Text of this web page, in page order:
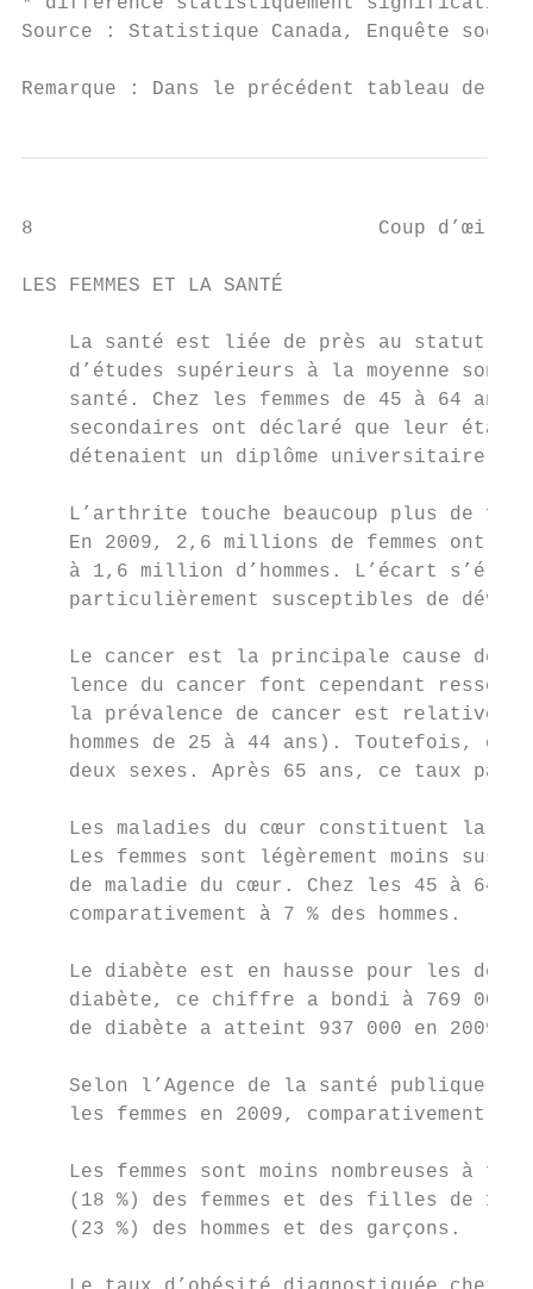
Source : Statistique Canada, Enquête
Remarque : Dans le précédent tableau de
8                             Coup d’œil sur la
LES FEMMES ET LA SANTÉ
La santé est liée de près au statut
d’études supérieurs à la moyenne sont
santé. Chez les femmes de 45 à 64
secondaires ont déclaré que leur état
détenaient un diplôme universitaire,
L’arthrite touche beaucoup plus de
En 2009, 2,6 millions de femmes ont
à 1,6 million d’hommes. L’écart
particulièrement susceptibles de
Le cancer est la principale cause de
lence du cancer font cependant
la prévalence de cancer est
hommes de 25 à 44 ans). Toutefois,
deux sexes. Après 65 ans, ce taux
Les maladies du cœur constituent la
Les femmes sont légèrement moins
de maladie du cœur. Chez les 45 à 64
    comparativement à 7 % des hommes.
Le diabète est en hausse pour les
diabète, ce chiffre a bondi à 769 000
    de diabète a atteint 937 000 en 2009.
Selon l’Agence de la santé publique
les femmes en 2009, comparativement à
Les femmes sont moins nombreuses à
(18 %) des femmes et des filles de 12
    (23 %) des hommes et des garçons.